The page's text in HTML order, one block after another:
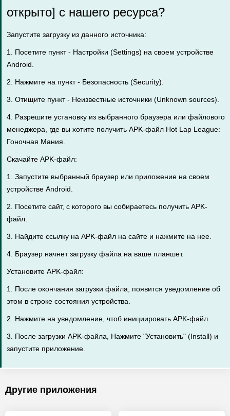
открыто] с нашего ресурса?
Запустите загрузку из данного источника:
1. Посетите пункт - Настройки (Settings) на своем устройстве
Android.
2. Нажмите на пункт - Безопасность (Security).
3. Отищите пункт - Неизвестные источники (Unknown sources).
4. Разрешите установку из выбранного браузера или файлового
менеджера, где вы хотите получить APK-файл Hot Lap League:
Гоночная Mания.
Скачайте APK-файл:
1. Запустите выбранный браузер или приложение на своем
устройстве Android.
2. Посетите сайт, с которого вы собираетесь получить APK-
файл.
3. Найдите ссылку на APK-файл на сайте и нажмите на нее.
4. Браузер начнет загрузку файла на ваше планшет.
Установите APK-файл:
1. После окончания загрузки файла, появится уведомление об
этом в строке состояния устройства.
2. Нажмите на уведомление, чтоб инициировать APK-файл.
3. После загрузки APK-файла, Нажмите "Установить" (Install) и
запустите приложение.
Другие приложения